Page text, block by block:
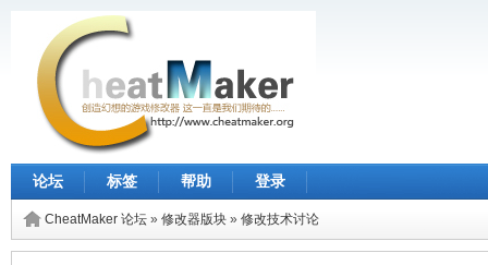
论坛 标签 帮助 登录
CheatMaker 论坛 » 修改器版块 » 修改技术讨论